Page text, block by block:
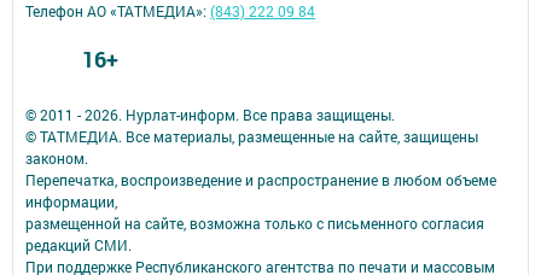
© 2011 - 2026. Нурлат-⁠информ. Все права защищены.
© ТАТМЕДИА. Все материалы, размещенные на сайте, защищены
законом.
Перепечатка, воспроизведение и распространение в любом объеме
информации,
размещенной на сайте, возможна только с письменного согласия
редакций СМИ.
При поддержке Республиканского агентства по печати и массовым
Телефон АО «ТАТМЕДИА»:(843) 222 09 84
16+